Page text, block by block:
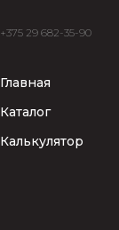
+375 29 682-35-90
Главная
Каталог
Калькулятор